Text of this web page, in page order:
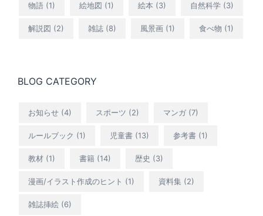
物語 (1) 絵地図 (1) 絵本 (3) 自然科学 (3)
解説図 (2) 雑誌 (8) 風景画 (1) 食べ物 (1)
BLOG CATEGORY
お知らせ (4) スポーツ (2) マンガ (7)
ルールブック (1) 児童書 (13) 参考書 (1)
教材 (1) 書籍 (14) 歴史 (3)
漫画/イラスト作成のヒント (1) 資料集 (2)
雑誌挿絵 (6)